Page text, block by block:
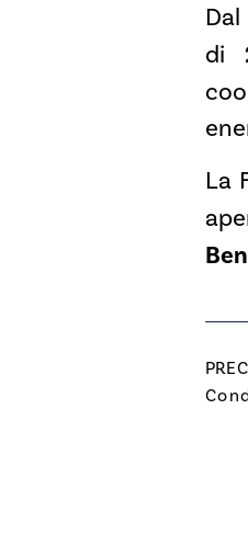
di
La